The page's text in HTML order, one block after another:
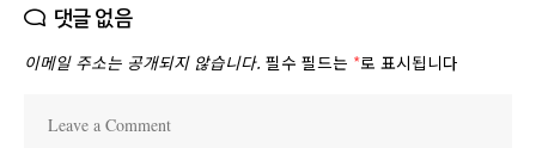
댓글 없음
이메일 주소는 공개되지 않습니다. 필수 필드는 *로 표시됩니다